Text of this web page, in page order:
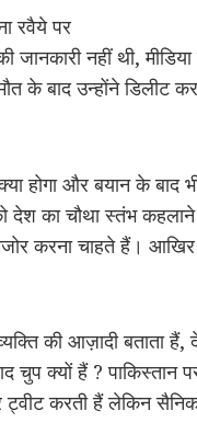
रवैये पर
जानकारी नहीं थी,
के बाद उन्होंने डिलीट
होगा और बयान के बाद
देश का चौथा स्तंभ
करना चाहते हैं। आखिर
की आज़ादी बताता हैं,
चुप क्यों हैं ? पाकिस्तान
ट्वीट करती हैं लेकिन